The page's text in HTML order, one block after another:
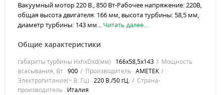
Вакуумный мотор 220 В., 850 Вт-Рабочее напряжение: 220В,
общая высота двигателя: 166 мм, высота турбины: 58,5 мм,
диаметр турбины: 143 мм... Читать далее...
Общие характеристики
габариты турбины HхhхDхd(мм) 166х58,5х143
Мощность
всасывания, Вт 900 Производитель AMETEK
Электропитание(~ В. Гц) 220 В./50 гЦ.
Страна-
производитель Италия